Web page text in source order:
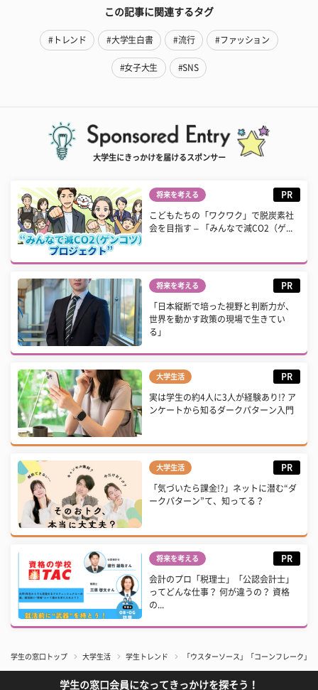
この記事に関連するタグ
#トレンド #大学生白書 #流行 #ファッション
#女子大生 #SNS
大学生にきっかけを届けるスポンサー
将来を考える PR
こどもたちの「ワクワク」で脱炭素社
会を目指す – 「みんなで減CO2（ゲ...
将来を考える PR
「日本縦断で培った視野と判断力が、
世界を動かす政策の現場で生きてい
る」
大学生活 PR
実は学生の約4人に3人が経験あり!? ア
ンケートから知るダークパターン入門
大学生活 PR
「気づいたら課金!?」ネットに潜む“ダ
ークパターン”て、知ってる？
将来を考える PR
会計のプロ「税理士」「公認会計士」
ってどんな仕事？ 何が違うの？ 資格
の...
学生の窓口トップ 大学生活 学生トレンド 「ウスターソース」「コーンフレーク」
学生の窓口会員になってきっかけを探そう！